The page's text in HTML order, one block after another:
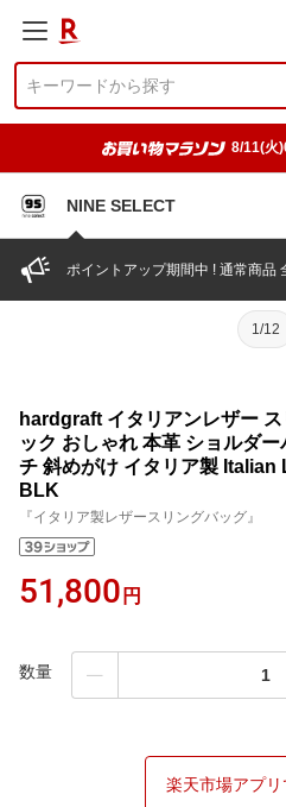
8/11(火
NINE SELECT
ポイントアップ期間中 ! 通常商品
1/12
hardgraft イタリアンレザー
ック おしゃれ 本革 ショルダ
チ 斜めがけ イタリア製
BLK
『イタリア製レザースリングバッグ』
51,800 円
数量
楽天市場アプ